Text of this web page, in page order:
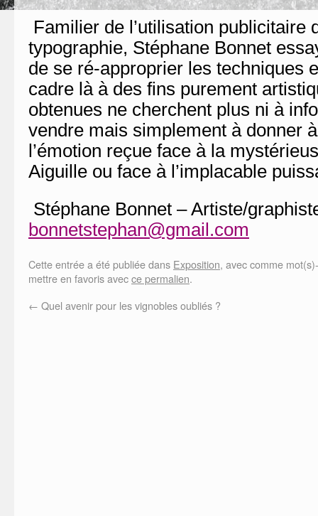
Familier de l’utilisation publicitaire
typographie, Stéphane Bonnet
de se ré-approprier les techniques
cadre là à des fins purement
obtenues ne cherchent plus ni à
vendre mais simplement à donner
l’émotion reçue face à la
Aiguille ou face à l’implacable
Stéphane Bonnet – Artiste/
bonnetstephan@gmail.com
Cette entrée a été publiée dans Exposition, avec comme
mettre en favoris avecce permalien.
← Quel avenir pour les vignobles oubliés ?